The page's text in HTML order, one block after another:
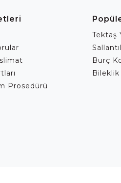
Prosedürü
Tektaş
Burç
Bileklik